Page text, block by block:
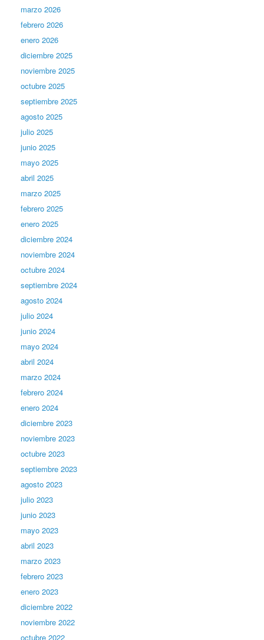
marzo 2026
febrero 2026
enero 2026
diciembre 2025
noviembre 2025
octubre 2025
septiembre 2025
agosto 2025
julio 2025
junio 2025
mayo 2025
abril 2025
marzo 2025
febrero 2025
enero 2025
diciembre 2024
noviembre 2024
octubre 2024
septiembre 2024
agosto 2024
julio 2024
junio 2024
mayo 2024
abril 2024
marzo 2024
febrero 2024
enero 2024
diciembre 2023
noviembre 2023
octubre 2023
septiembre 2023
agosto 2023
julio 2023
junio 2023
mayo 2023
abril 2023
marzo 2023
febrero 2023
enero 2023
diciembre 2022
noviembre 2022
octubre 2022